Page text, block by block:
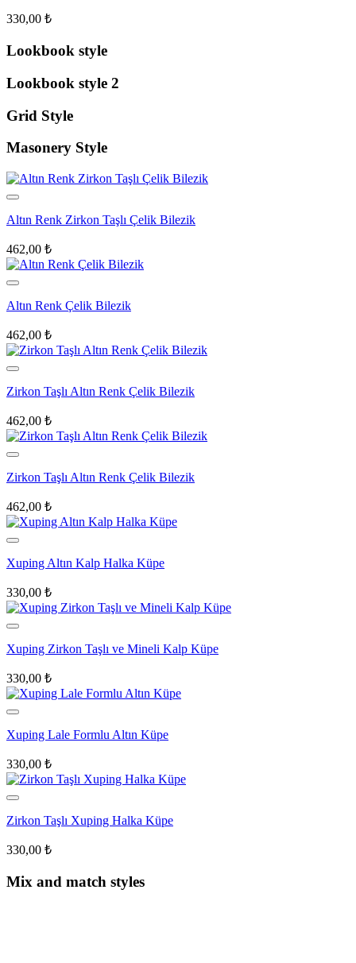
330,00 ₺
Lookbook style
Lookbook style 2
Grid Style
Masonery Style
Altın Renk Zirkon Taşlı Çelik Bilezik
462,00 ₺
Altın Renk Çelik Bilezik
462,00 ₺
Zirkon Taşlı Altın Renk Çelik Bilezik
462,00 ₺
Zirkon Taşlı Altın Renk Çelik Bilezik
462,00 ₺
Xuping Altın Kalp Halka Küpe
330,00 ₺
Xuping Zirkon Taşlı ve Mineli Kalp Küpe
330,00 ₺
Xuping Lale Formlu Altın Küpe
330,00 ₺
Zirkon Taşlı Xuping Halka Küpe
330,00 ₺
Mix and match styles